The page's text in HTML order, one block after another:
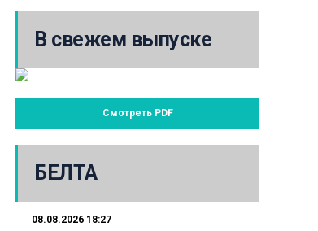
В свежем выпуске
Смотреть PDF
БЕЛТА
08.08.2026 18:27